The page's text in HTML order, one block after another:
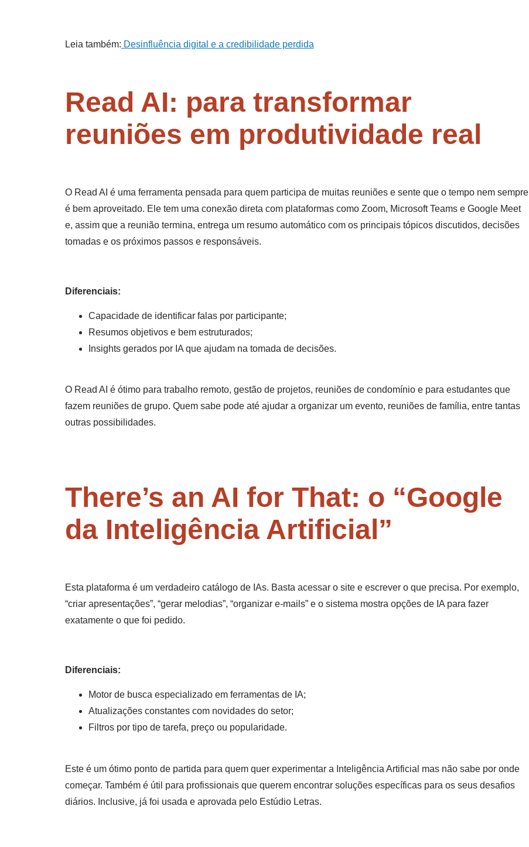
Leia também: Desinfluência digital e a credibilidade perdida
Read AI: para transformar
reuniões em produtividade real
O Read AI é uma ferramenta pensada para quem participa de muitas reuniões e sente que o tempo nem sempre
é bem aproveitado. Ele tem uma conexão direta com plataformas como Zoom, Microsoft Teams e Google Meet
e, assim que a reunião termina, entrega um resumo automático com os principais tópicos discutidos, decisões
tomadas e os próximos passos e responsáveis.
Diferenciais:
Capacidade de identificar falas por participante;
Resumos objetivos e bem estruturados;
Insights gerados por IA que ajudam na tomada de decisões.
O Read AI é ótimo para trabalho remoto, gestão de projetos, reuniões de condomínio e para estudantes que
fazem reuniões de grupo. Quem sabe pode até ajudar a organizar um evento, reuniões de família, entre tantas
outras possibilidades.
There’s an AI for That: o “Google
da Inteligência Artificial”
Esta plataforma é um verdadeiro catálogo de IAs. Basta acessar o site e escrever o que precisa. Por exemplo,
“criar apresentações”, “gerar melodias”, “organizar e-mails” e o sistema mostra opções de IA para fazer
exatamente o que foi pedido.
Diferenciais:
Motor de busca especializado em ferramentas de IA;
Atualizações constantes com novidades do setor;
Filtros por tipo de tarefa, preço ou popularidade.
Este é um ótimo ponto de partida para quem quer experimentar a Inteligência Artificial mas não sabe por onde
começar. Também é útil para profissionais que querem encontrar soluções específicas para os seus desafios
diários. Inclusive, já foi usada e aprovada pelo Estúdio Letras.